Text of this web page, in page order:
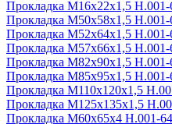
Прокладка М16х22х1,5
Прокладка М50х58х1,5
Прокладка М52х64х1,5
Прокладка М57х66х1,5
Прокладка М82х90х1,5
Прокладка М85х95х1,5
Прокладка М110х120х1,5
Прокладка М125х135х1,5
Прокладка М60х65х4 Н.001-